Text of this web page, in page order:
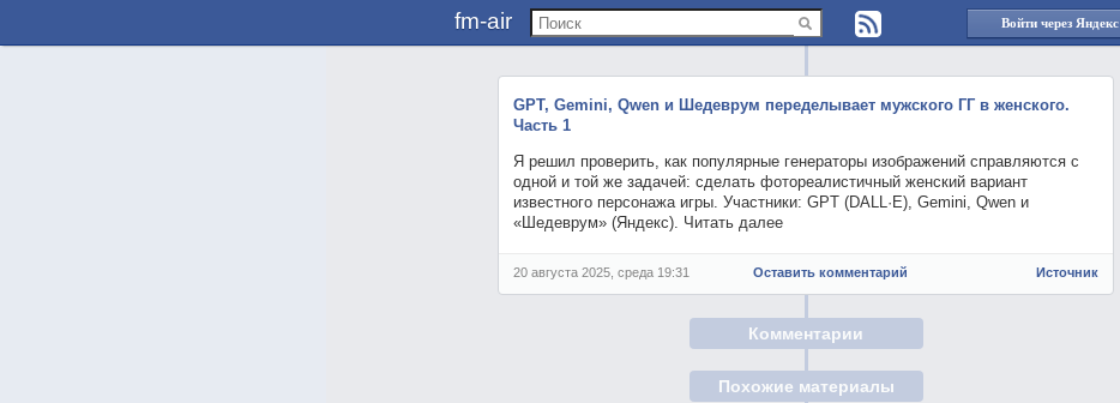
fm-air Войти через Яндекс
GPT, Gemini, Qwen и Шедеврум переделывает мужского ГГ в женского.
Часть 1
Я решил проверить, как популярные генераторы изображений справляются с
одной и той же задачей: сделать фотореалистичный женский вариант
известного персонажа игры. Участники: GPT (DALL·E), Gemini, Qwen и
«Шедеврум» (Яндекс). Читать далее
20 августа 2025, среда 19:31 Оставить комментарий Источник
Комментарии
Похожие материалы